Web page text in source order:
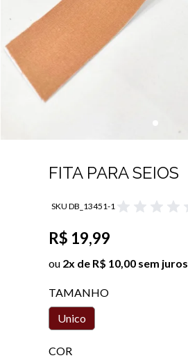
FITA PARA SEIOS
SKU DB_13451-1
R$ 19,99
ou 2x de R$ 10,00 sem juros
TAMANHO
Unico
COR